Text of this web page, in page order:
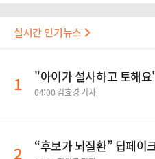
실시간 인기뉴스
1 "아이가 설사하고 토해
04:00 김효경 기자
2 “후보가 뇌질환” 딥페이